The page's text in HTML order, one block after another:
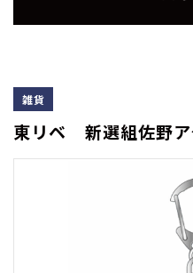
雑貨
東リベ 新選組佐野ア